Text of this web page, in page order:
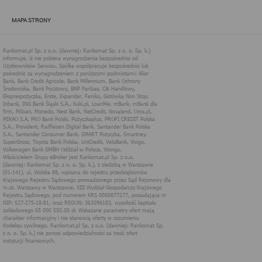
MAPA STRONY
dostosowanie usług, świadczonych w ramach serwisu do potrzeb
Więcej informacji na temat stosowania technologii cookies w
serwisie dostępne jest w Polityce Cookies.
Polityka Cookies serwisów
internetowych spółki Rankomat.pl Sp. z
o.o. (dawniej: Rankomat Sp. z o. o. Sp.
k.)
Rankomat.pl Sp. z o.o. (dawniej: Rankomat Sp. z o. o. Sp. k.), z
siedzibą w Warszawie (01-141), ul. Wolska 88, wpisana do rejestru
przedsiębiorców Krajowego Rejestru Sądowego prowadzonego
przez Sąd Rejonowy dla m.st. Warszawy w Warszawie, XIII
Wydział Gospodarczy Krajowego Rejestru Sądowego, pod
numerem KRS 0000877277, posiadająca nr NIP: 527-275-18-81,
oraz REGON: 363096183, zwana dalej "Rankomat" wykorzystuje
na swoich stronach internetowych technologię "cookies".
Zasady wykorzystania informacji dostarczonych przez
użytkownika w ramach technologii cookies w trakcie korzystania
ze stron internetowych i Rankomat określa niniejszy dokument.
Każdy użytkownik serwisów Rankomat proszony jest o